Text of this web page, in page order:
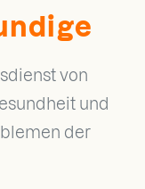
von
und
der